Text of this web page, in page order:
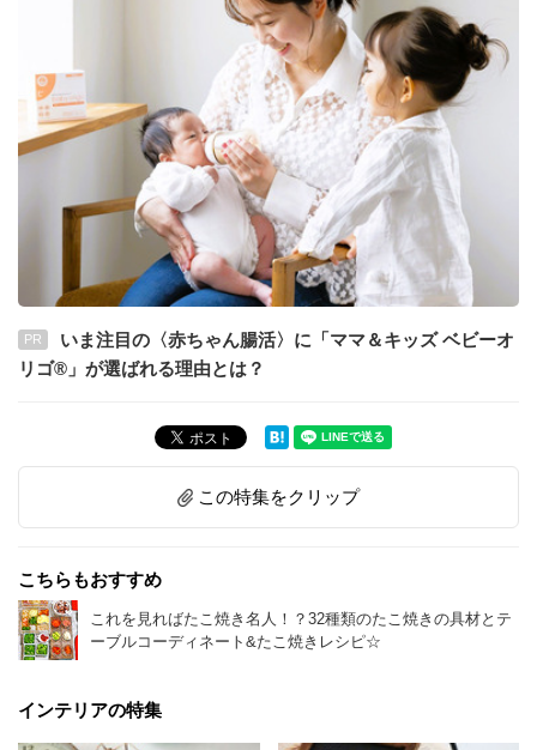
PR
いま注目の〈赤ちゃん腸活〉に「ママ＆キッズ ベビーオ
リゴ®」が選ばれる理由とは？
この特集をクリップ
こちらもおすすめ
これを見ればたこ焼き名人！？32種類のたこ焼きの具材とテ
ーブルコーディネート&たこ焼きレシピ☆
インテリアの特集